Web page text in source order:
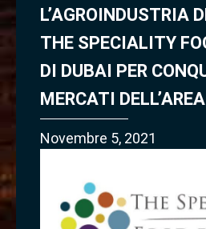
L’AGROINDUSTRIA
THE SPECIALITY
DI DUBAI PER
MERCATI
Novembre 5, 2021